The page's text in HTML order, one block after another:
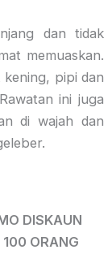
dan tidak
memuaskan.
pipi dan
ini juga
di wajah dan
DISKAUN
ORANG